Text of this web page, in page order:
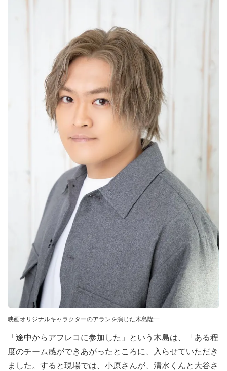
映画オリジナルキャラクターのアランを演じた木島隆一
「途中からアフレコに参加した」という木島は、「ある程
度のチーム感ができあがったところに、入らせていただき
ました。すると現場では、小原さんが、清水くんと大谷さ